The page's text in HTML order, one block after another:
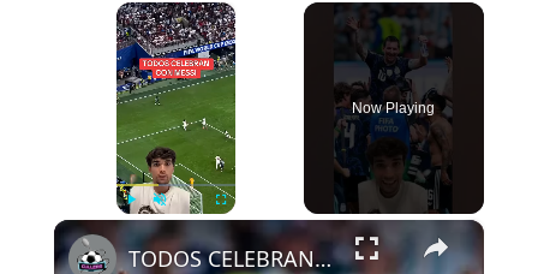
×
Now Playing
×
TODOS CELEBRAN CON MESSI